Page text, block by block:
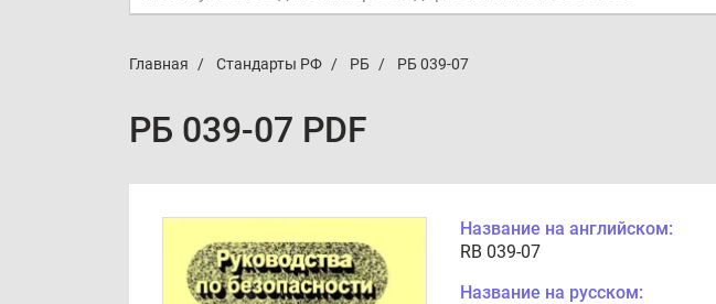
Главная Стандарты РФ РБ РБ 039-07
РБ 039-07 PDF
Название на английском:
RB 039-07
Название на русском: